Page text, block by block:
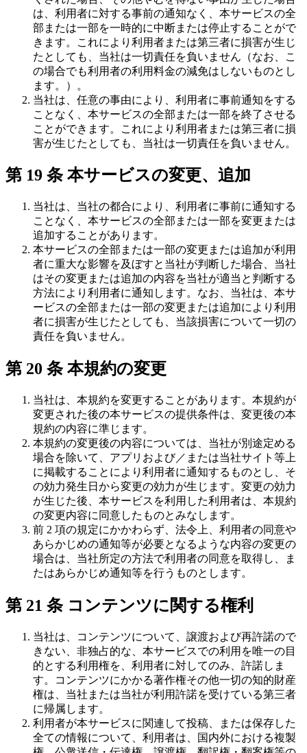
は、利用者に対する事前の通知なく、本サービスの全
部または一部を一時的に中断または停止することがで
きます。これにより利用者または第三者に損害が生じ
たとしても、当社は一切責任を負いません（なお、こ
の場合でも利用者の利用料金の減免はしないものとし
ます。）。
当社は、任意の事由により、利用者に事前通知をする
ことなく、本サービスの全部または一部を終了させる
ことができます。これにより利用者または第三者に損
害が生じたとしても、当社は一切責任を負いません。
第 19 条 本サービスの変更、追加
当社は、当社の都合により、利用者に事前に通知する
ことなく、本サービスの全部または一部を変更または
追加することがあります。
本サービスの全部または一部の変更または追加が利用
者に重大な影響を及ぼすと当社が判断した場合、当社
はその変更または追加の内容を当社が適当と判断する
方法により利用者に通知します。なお、当社は、本サ
ービスの全部または一部の変更または追加により利用
者に損害が生じたとしても、当該損害について一切の
責任を負いません。
第 20 条 本規約の変更
当社は、本規約を変更することがあります。本規約が
変更された後の本サービスの提供条件は、変更後の本
規約の内容に準じます。
本規約の変更後の内容については、当社が別途定める
場合を除いて、アプリおよび／または当社サイト等上
に掲載することにより利用者に通知するものとし、そ
の効力発生日から変更の効力が生じます。変更の効力
が生じた後、本サービスを利用した利用者は、本規約
の変更内容に同意したものとみなします。
前 2 項の規定にかかわらず、法令上、利用者の同意や
あらかじめの通知等が必要となるような内容の変更の
場合は、当社所定の方法で利用者の同意を取得し、ま
たはあらかじめ通知等を行うものとします。
第 21 条 コンテンツに関する権利
当社は、コンテンツについて、譲渡および再許諾ので
きない、非独占的な、本サービスでの利用を唯一の目
的とする利用権を、利用者に対してのみ、許諾しま
す。コンテンツにかかる著作権その他一切の知的財産
権は、当社または当社が利用許諾を受けている第三者
に帰属します。
利用者が本サービスに関連して投稿、または保存した
全ての情報について、利用者は、国内外における複製